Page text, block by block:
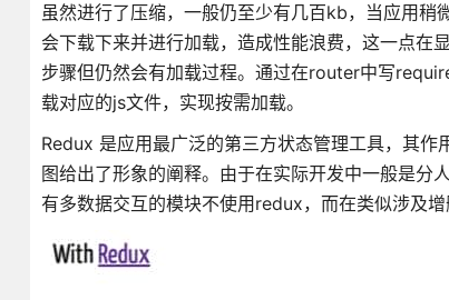
虽然进行了压缩，一般仍至少有几百kb，当应用
会下载下来并进行加载，造成性能浪费，这一点
步骤但仍然会有加载过程。通过在router中写
载对应的js文件，实现按需加载。
Redux 是应用最广泛的第三方状态管理工具，其
图给出了形象的阐释。由于在实际开发中一般是
有多数据交互的模块不使用redux，而在类似涉及